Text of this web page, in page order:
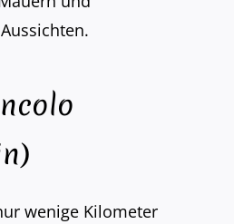
wenige Kilometer